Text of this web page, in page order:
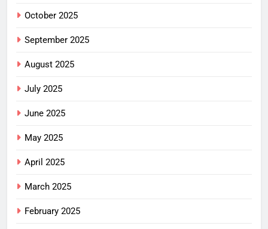
October 2025
September 2025
August 2025
July 2025
June 2025
May 2025
April 2025
March 2025
February 2025